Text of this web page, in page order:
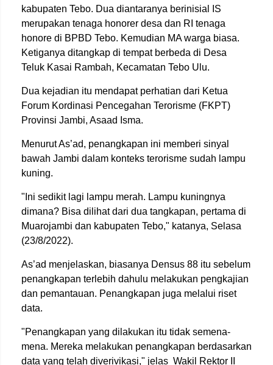
kabupaten Tebo. Dua diantaranya berinisial IS
merupakan tenaga honorer desa dan RI tenaga
honore di BPBD Tebo. Kemudian MA warga biasa.
Ketiganya ditangkap di tempat berbeda di Desa
Teluk Kasai Rambah, Kecamatan Tebo Ulu.
Dua kejadian itu mendapat perhatian dari Ketua
Forum Kordinasi Pencegahan Terorisme (FKPT)
Provinsi Jambi, Asaad Isma.
Menurut As’ad, penangkapan ini memberi sinyal
bawah Jambi dalam konteks terorisme sudah lampu
kuning.
"Ini sedikit lagi lampu merah. Lampu kuningnya
dimana? Bisa dilihat dari dua tangkapan, pertama di
Muarojambi dan kabupaten Tebo," katanya, Selasa
(23/8/2022).
As’ad menjelaskan, biasanya Densus 88 itu sebelum
penangkapan terlebih dahulu melakukan pengkajian
dan pemantauan. Penangkapan juga melalui riset
data.
"Penangkapan yang dilakukan itu tidak semena-
mena. Mereka melakukan penangkapan berdasarkan
data yang telah diverivikasi," jelas Wakil Rektor II